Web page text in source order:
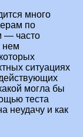
много
по
— часто
нем
ситуациях
могла бы
теста
неудачу и как